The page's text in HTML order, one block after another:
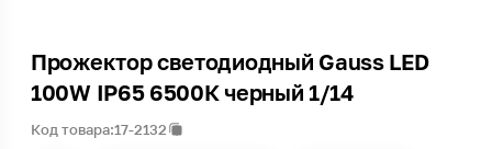
Прожектор светодиодный Gauss LED
100W IP65 6500К черный 1/14
Код товара:17-2132